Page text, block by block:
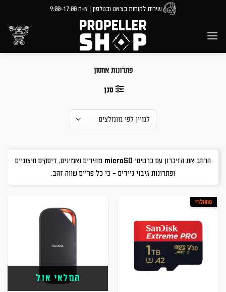
content
שירות לקוחות בצ'אט ובטלפון | א-ה 9:00-17:00
פתרונות אחסון
סנן
הרחב את הזיכרון עם כרטיסי microSD מהירים ואמינים, דיסקים חיצוניים
ופתרונות גיבוי ניידים – כי כל פריים שווה זהב.
המלאי אזל